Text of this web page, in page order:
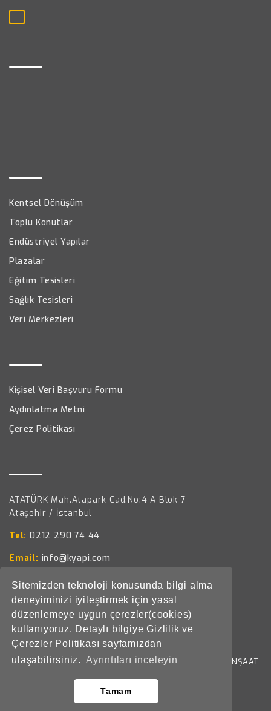
Sitemizden teknoloji konusunda bilgi alma
deneyiminizi iyileştirmek için yasal
düzenlemeye uygun çerezler(cookies)
kullanıyoruz. Detaylı bilgiye Gizlilik ve
Çerezler Politikası sayfamızdan
ulaşabilirsiniz. Ayrıntıları inceleyin
Tamam
Kentsel Dönüşüm
Toplu Konutlar
Endüstriyel Yapılar
Plazalar
Eğitim Tesisleri
Sağlık Tesisleri
Veri Merkezleri
Kişisel Veri Başvuru Formu
Aydınlatma Metni
Çerez Politikası
ATATÜRK Mah.Atapark Cad.No:4 A Blok 7
Ataşehir / İstanbul
Tel: 0212 290 74 44
Email: info@kyapi.com
© Copyright 2026 K YAPI GAYRİMENKUL GELİŞTİRME İNŞAAT